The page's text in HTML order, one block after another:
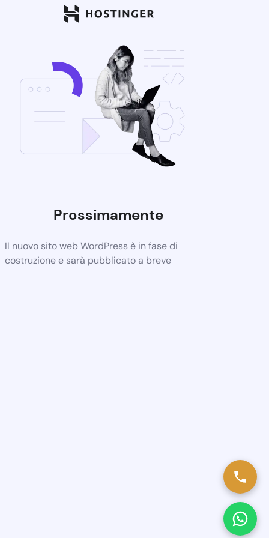
Prossimamente
Il nuovo sito web WordPress è in fase di
costruzione e sarà pubblicato a breve